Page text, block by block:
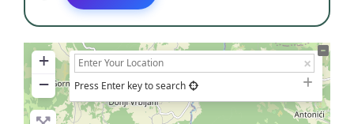
+
−
Press Enter key to search